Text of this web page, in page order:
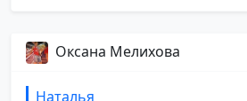
Оксана Мелихова
Наталья